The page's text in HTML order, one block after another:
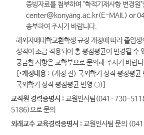
증빙자료를 첨부하여 "학적기재사항 변경원"
center@konyang.ac.kr(E-MAIL) or
송부하여 주시기 바랍니다.
해외자매대학교환학생 규정 개정에 따라 졸업
성적이 소급 적용되어 총 평점평균이 변경될 수
궁금한 사항은 교학부으로 문의해 주시기
[*개정내용: (개정 전) 국외학기 성적 평정평
국외학기 성적 평점평균 반영 ○)]
교직원 경력증명서 :교원인사팀(041-730-
5186)으로 문의
외래교수 교육경력증명서 :교원인사팀 문의